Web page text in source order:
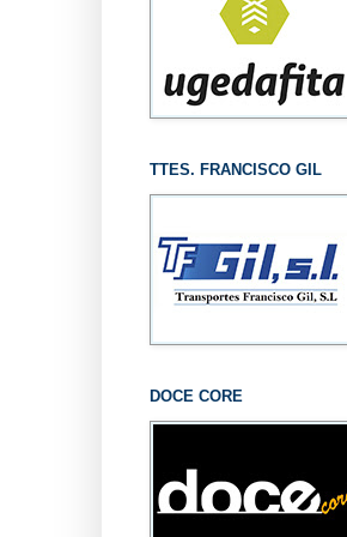
TTES. FRANCISCO GIL
DOCE CORE